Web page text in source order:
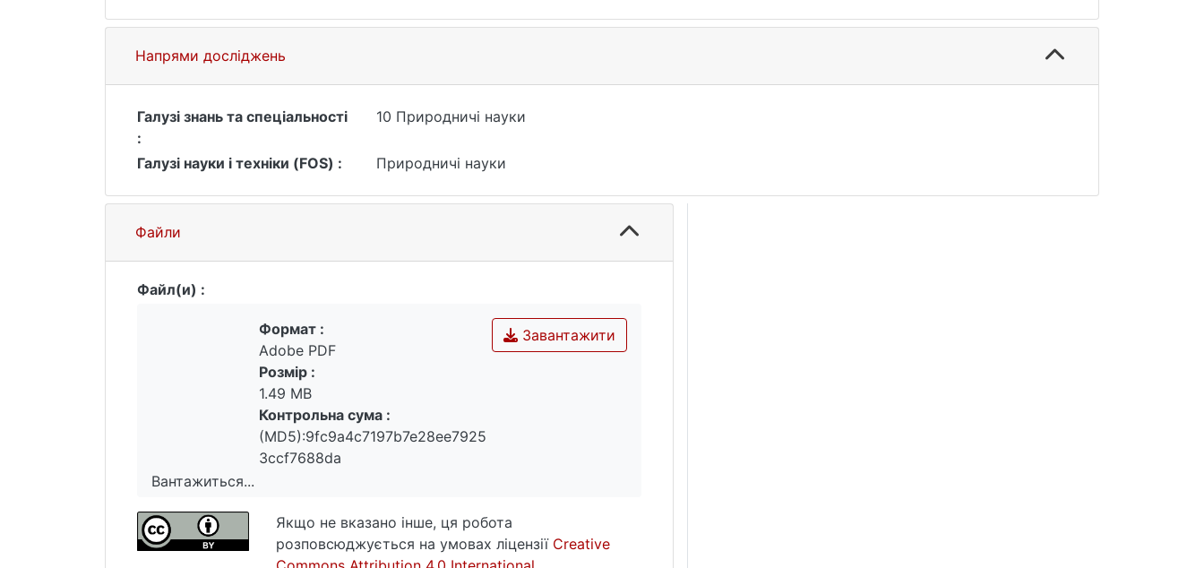
Напрями досліджень
Галузі знань та спеціальності
:
10 Природничі науки
Галузі науки і техніки (FOS) : Природничі науки
Файли
Файл(и) :
Вантажиться...
Вантажиться...
Завантажити
Формат :
Adobe PDF
Розмір :
1.49 MB
Контрольна сума :
(MD5):9fc9a4c7197b7e28ee7925
3ccf7688da
Якщо не вказано інше, ця робота
розповсюджується на умовах ліцензії Creative